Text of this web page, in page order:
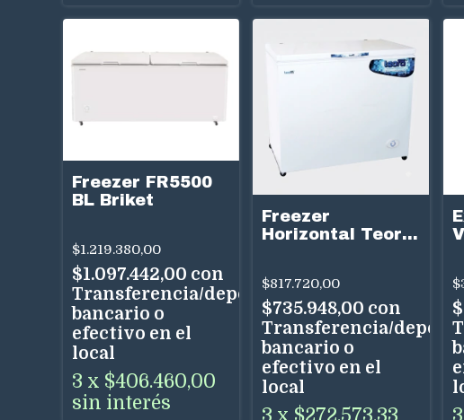
Freezer FR5500
BL Briket
$1.219.380,00
$1.097.442,00 con
Transferencia/depósito
bancario o
efectivo en el
local
3 x $406.460,00
sin interés
Freezer
Horizontal Teora
$817.720,00
$735.948,00 con
Transferencia/
bancario o
efectivo en el
local